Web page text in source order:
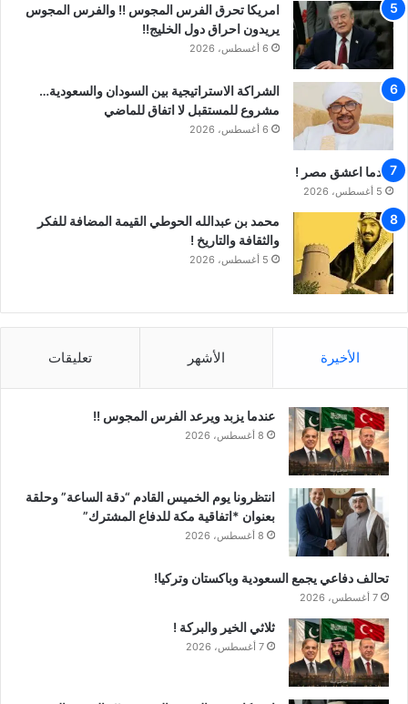
امريكا تحرق الفرس المجوس !! والفرس المجوس
يريدون احراق دول الخليج!!
6 أغسطس، 2026
الشراكة الاستراتيجية بين السودان والسعودية…
مشروع للمستقبل لا اتفاق للماضي
6 أغسطس، 2026
عندما اعشق مصر !
5 أغسطس، 2026
محمد بن عبدالله الحوطي القيمة المضافة للفكر
والثقافة والتاريخ !
5 أغسطس، 2026
الأخيرة الأشهر تعليقات
عندما يزبد ويرعد الفرس المجوس !!
8 أغسطس، 2026
انتظرونا يوم الخميس القادم “دقة الساعة” وحلقة
بعنوان *اتفاقية مكة للدفاع المشترك”
8 أغسطس، 2026
تحالف دفاعي يجمع السعودية وباكستان وتركيا!
7 أغسطس، 2026
ثلاثي الخير والبركة !
7 أغسطس، 2026